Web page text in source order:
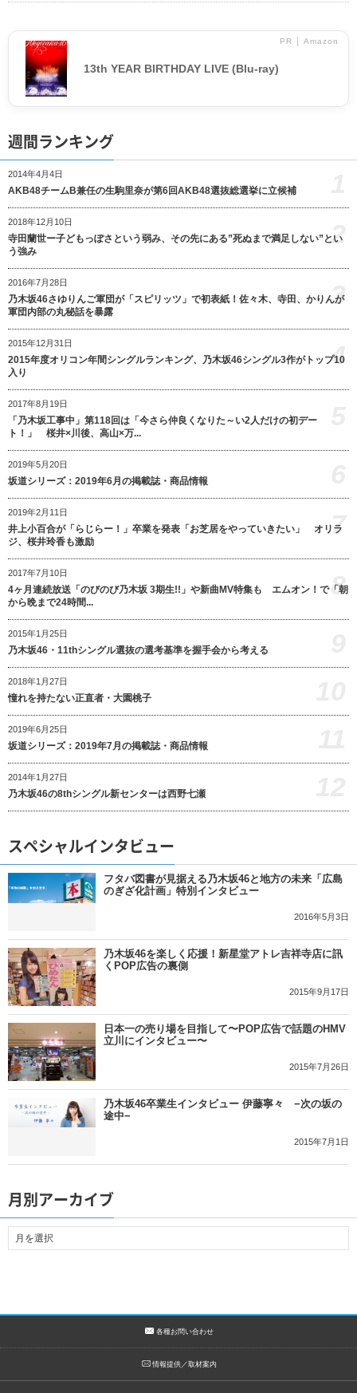
PR │ Amazon
13th YEAR BIRTHDAY LIVE (Blu-ray)
週間ランキング
2014年4月4日
AKB48チームB兼任の生駒里奈が第6回AKB48選抜総選挙に立候補
2018年12月10日
寺田蘭世ー子どもっぽさという弱み、その先にある”死ぬまで満足しない”とい
う強み
2
2016年7月28日
乃木坂46さゆりんご軍団が「スピリッツ」で初表紙！佐々木、寺田、かりんが
軍団内部の丸秘話を暴露
3
2015年12月31日
2015年度オリコン年間シングルランキング、乃木坂46シングル3作がトップ10
入り
4
2017年8月19日
「乃木坂工事中」第118回は「今さら仲良くなりた～い2人だけの初デー
ト！」 桜井×川後、高山×万...
2019年5月20日
坂道シリーズ：2019年6月の掲載誌・商品情報
2019年2月11日
井上小百合が「らじらー！」卒業を発表「お芝居をやっていきたい」 オリラ
ジ、桜井玲香も激励
7
2017年7月10日
4ヶ月連続放送「のびのび乃木坂 3期生!!」や新曲MV特集も エムオン！で「朝
から晩まで24時間...
8
2015年1月25日
乃木坂46・11thシングル選抜の選考基準を握手会から考える
2018年1月27日
憧れを持たない正直者・大園桃子
2019年6月25日
坂道シリーズ：2019年7月の掲載誌・商品情報
2014年1月27日
乃木坂46の8thシングル新センターは西野七瀬
スペシャルインタビュー
フタバ図書が見据える乃木坂46と地方の未来「広島
のぎざ化計画」特別インタビュー
2016年5月3日
乃木坂46を楽しく応援！新星堂アトレ吉祥寺店に訊
くPOP広告の裏側
2015年9月17日
日本一の売り場を目指して〜POP広告で話題のHMV
立川にインタビュー〜
2015年7月26日
乃木坂46卒業生インタビュー 伊藤寧々 −次の坂の
途中−
2015年7月1日
月別アーカイブ
各種お問い合わせ
情報提供／取材案内